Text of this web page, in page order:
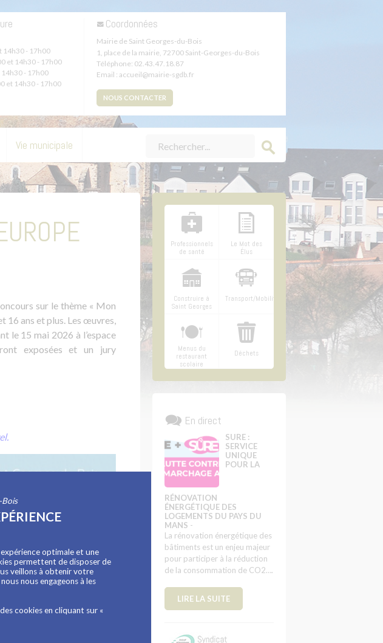
14h30 - 17h00
et 14h30 - 17h00
- 17h00
et 14h30 - 17h00
Coordonnées
Mairie de Saint Georges-du-Bois
1, place de la mairie, 72700 Saint-Georges-du-Bois
Téléphone: 02.43.47.18.87
Email : accueil@mairie-sgdb.fr
NOUS CONTACTER
Vie municipale
sur le thème « Mon
16 ans et plus. Les œuvres,
le 15 mai 2026 à l’espace
exposées et un jury
Professionnels
de santé
Le Mot des
Élus
Construire à
Saint Georges
Transport/Mobilité
Menus du
restaurant
scolaire
Déchets
En direct
SURE :
SERVICE
UNIQUE
POUR LA
RÉNOVATION
ÉNERGÉTIQUE DES
LOGEMENTS DU PAYS DU
MANS -
La rénovation énergétique des
bâtiments est un enjeu majeur
pour participer à la réduction
de la consommation de CO2….
LIRE LA SUITE
Bois
optimale et une
permettent de disposer de
veillons à obtenir votre
nous engageons à les
cookies en cliquant sur «